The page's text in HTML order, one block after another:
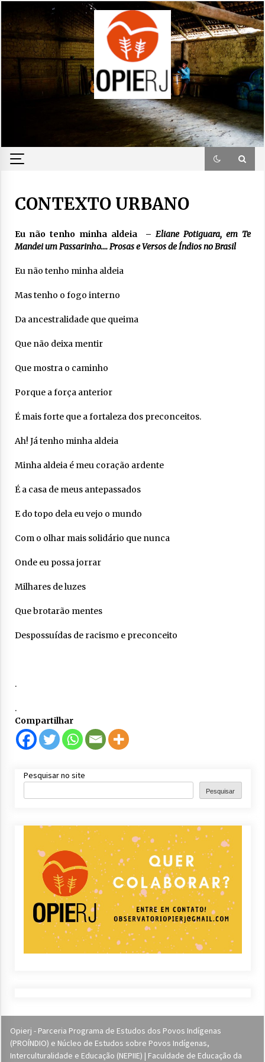
to
content
CONTEXTO URBANO
Eu não tenho minha aldeia – Eliane Potiguara, em Te
Mandei um Passarinho…. Prosas e Versos de Índios no Brasil
Eu não tenho minha aldeia
Mas tenho o fogo interno
Da ancestralidade que queima
Que não deixa mentir
Que mostra o caminho
Porque a força anterior
É mais forte que a fortaleza dos preconceitos.
Ah! Já tenho minha aldeia
Minha aldeia é meu coração ardente
É a casa de meus antepassados
E do topo dela eu vejo o mundo
Com o olhar mais solidário que nunca
Onde eu possa jorrar
Milhares de luzes
Que brotarão mentes
Despossuídas de racismo e preconceito
.
.
Compartilhar
Pesquisar no site
Pesquisar
Opierj - Parceria Programa de Estudos dos Povos Indígenas
(PROÍNDIO) e Núcleo de Estudos sobre Povos Indígenas,
Interculturalidade e Educação (NEPIIE) | Faculdade de Educação da